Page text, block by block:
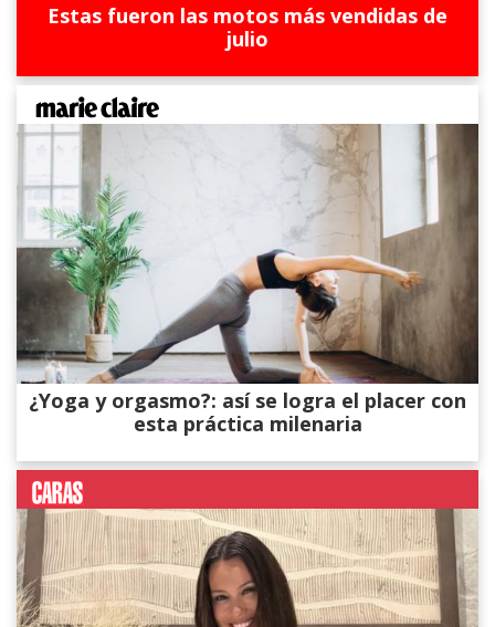
Estas fueron las motos más vendidas de
julio
¿Yoga y orgasmo?: así se logra el placer con
esta práctica milenaria